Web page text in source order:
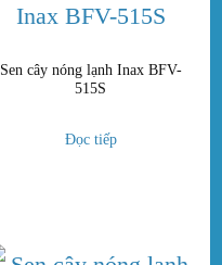
Sen cây nóng lạnh Inax BFV-
515S
Đọc tiếp